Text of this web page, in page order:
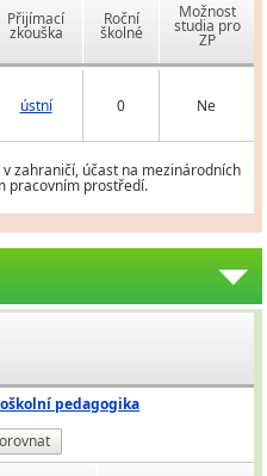
Přijímací
zkouška
Roční
školné
Možnost
studia pro
ZP
ústní 0 Ne
zahraničí, účast na mezinárodních
pracovním prostředí.
pedagogika